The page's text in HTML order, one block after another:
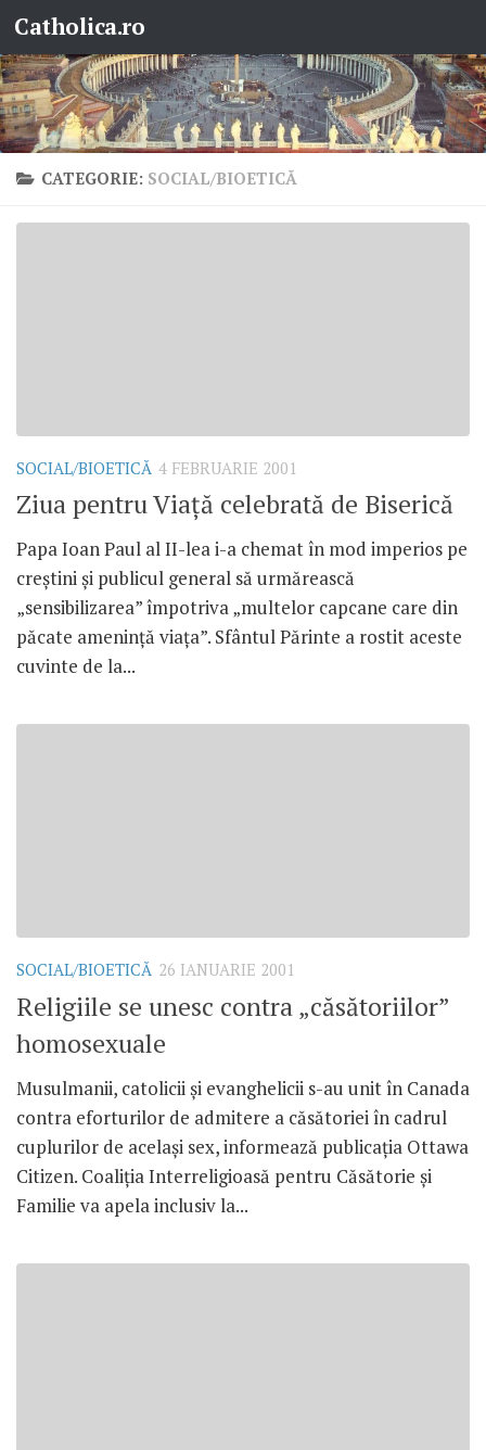
Skip to content
Catholica.ro
CATEGORIE: SOCIAL/BIOETICĂ
SOCIAL/BIOETICĂ 4 FEBRUARIE 2001
Ziua pentru Viaţă celebrată de Biserică
Papa Ioan Paul al II-lea i-a chemat în mod imperios pe
creştini şi publicul general să urmărească
„sensibilizarea” împotriva „multelor capcane care din
păcate ameninţă viaţa”. Sfântul Părinte a rostit aceste
cuvinte de la...
SOCIAL/BIOETICĂ 26 IANUARIE 2001
Religiile se unesc contra „căsătoriilor”
homosexuale
Musulmanii, catolicii şi evanghelicii s-au unit în Canada
contra eforturilor de admitere a căsătoriei în cadrul
cuplurilor de acelaşi sex, informează publicaţia Ottawa
Citizen. Coaliţia Interreligioasă pentru Căsătorie şi
Familie va apela inclusiv la...